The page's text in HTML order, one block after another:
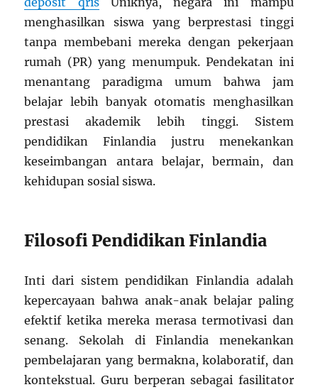
menghasilkan siswa yang berprestasi tinggi
tanpa membebani mereka dengan pekerjaan
rumah (PR) yang menumpuk. Pendekatan ini
menantang paradigma umum bahwa jam
belajar lebih banyak otomatis menghasilkan
prestasi akademik lebih tinggi. Sistem
pendidikan Finlandia justru menekankan
keseimbangan antara belajar, bermain, dan
kehidupan sosial siswa.
Filosofi Pendidikan Finlandia
Inti dari sistem pendidikan Finlandia adalah
kepercayaan bahwa anak-anak belajar paling
efektif ketika mereka merasa termotivasi dan
senang. Sekolah di Finlandia menekankan
pembelajaran yang bermakna, kolaboratif, dan
kontekstual. Guru berperan sebagai fasilitator